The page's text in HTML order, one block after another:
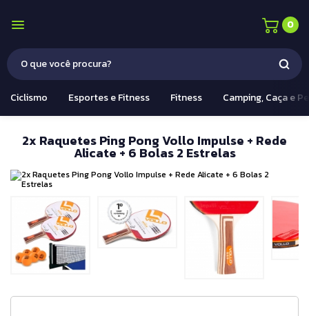
0
Ciclismo Esportes e Fitness Fitness Camping, Caça e
2x Raquetes Ping Pong Vollo Impulse + Rede
Alicate + 6 Bolas 2 Estrelas